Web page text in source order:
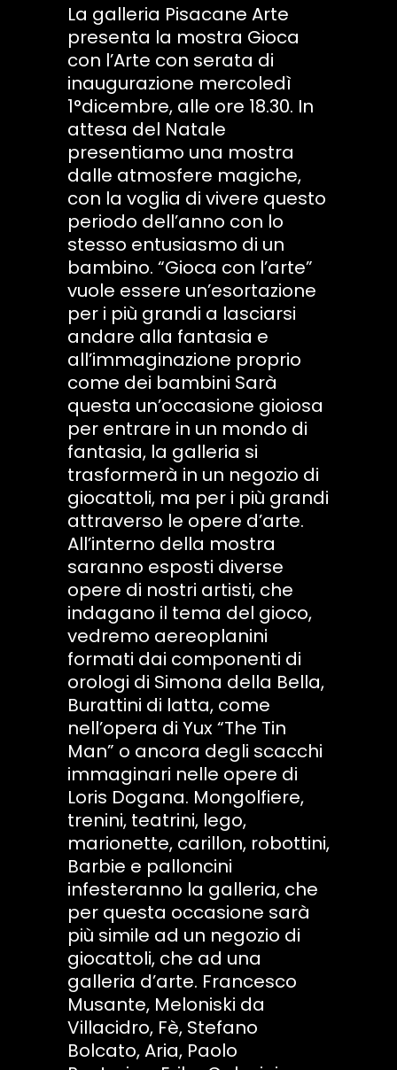
La galleria Pisacane Arte
presenta la mostra Gioca
con l’Arte con serata di
inaugurazione mercoledì
1°dicembre, alle ore 18.30. In
attesa del Natale
presentiamo una mostra
dalle atmosfere magiche,
con la voglia di vivere questo
periodo dell’anno con lo
stesso entusiasmo di un
bambino. “Gioca con l’arte”
vuole essere un’esortazione
per i più grandi a lasciarsi
andare alla fantasia e
all’immaginazione proprio
come dei bambini Sarà
questa un’occasione gioiosa
per entrare in un mondo di
fantasia, la galleria si
trasformerà in un negozio di
giocattoli, ma per i più grandi
attraverso le opere d’arte.
All’interno della mostra
saranno esposti diverse
opere di nostri artisti, che
indagano il tema del gioco,
vedremo aereoplanini
formati dai componenti di
orologi di Simona della Bella,
Burattini di latta, come
nell’opera di Yux “The Tin
Man” o ancora degli scacchi
immaginari nelle opere di
Loris Dogana. Mongolfiere,
trenini, teatrini, lego,
marionette, carillon, robottini,
Barbie e palloncini
infesteranno la galleria, che
per questa occasione sarà
più simile ad un negozio di
giocattoli, che ad una
galleria d’arte. Francesco
Musante, Meloniski da
Villacidro, Fè, Stefano
Bolcato, Aria, Paolo